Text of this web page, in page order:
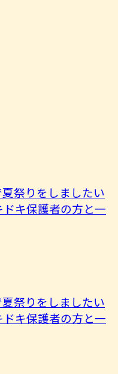
祭りをしましたい
キ保護者の方と一
祭りをしましたい
キ保護者の方と一